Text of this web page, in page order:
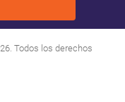
Todos los derechos